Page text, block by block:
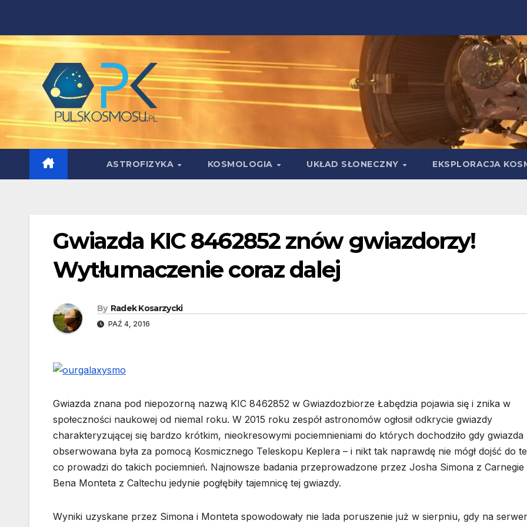
content
ASTROFIZYKA KOSMOLOGIA UKŁAD SŁONECZNY EKSPLORACJA
Gwiazda KIC 8462852 znów gwiazdorzy!
Wytłumaczenie coraz dalej
By Radek Kosarzycki
PAŹ 4, 2016
Gwiazda znana pod niepozorną nazwą KIC 8462852 w Gwiazdozbiorze Łabędzia pojawia się i znika w
społeczności naukowej od niemal roku. W 2015 roku zespół astronomów ogłosił odkrycie gwiazdy
charakteryzującej się bardzo krótkim, nieokresowymi pociemnieniami do których dochodziło gdy gwiazda
obserwowana była za pomocą Kosmicznego Teleskopu Keplera – i nikt tak naprawdę nie mógł dojść do
co prowadzi do takich pociemnień. Najnowsze badania przeprowadzone przez Josha Simona z Carnegie
Bena Monteta z Caltechu jedynie pogłębiły tajemnicę tej gwiazdy.
Wyniki uzyskane przez Simona i Monteta spowodowały nie lada poruszenie już w sierpniu, gdy na